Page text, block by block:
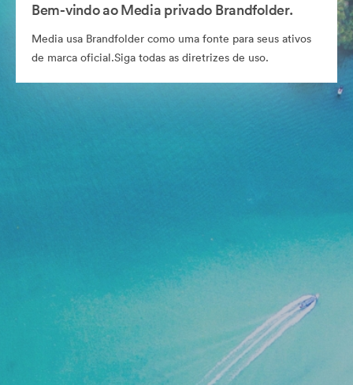
Bem-vindo ao Media privado Brandfolder.
Media usa Brandfolder como uma fonte para seus ativos
de marca oficial.Siga todas as diretrizes de uso.